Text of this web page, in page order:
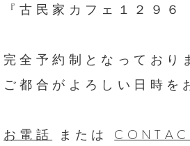
『古民家カフェ１２９６
完全予約制となっており
ご都合がよろしい日時を
お電話 または